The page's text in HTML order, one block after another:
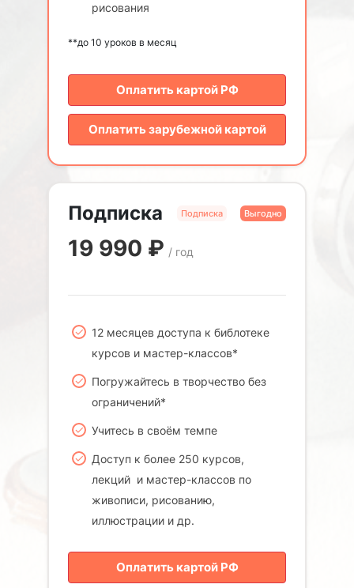
рисования
**до 10 уроков в месяц
Оплатить картой РФ
Оплатить зарубежной картой
Подписка Подписка Выгодно
19 990 ₽ / год
12 месяцев доступа к библотеке
курсов и мастер-классов*
Погружайтесь в творчество без
ограничений*
Учитесь в своём темпе
Доступ к более 250 курсов,
лекций и мастер-классов по
живописи, рисованию,
иллюстрации и др.
Оплатить картой РФ